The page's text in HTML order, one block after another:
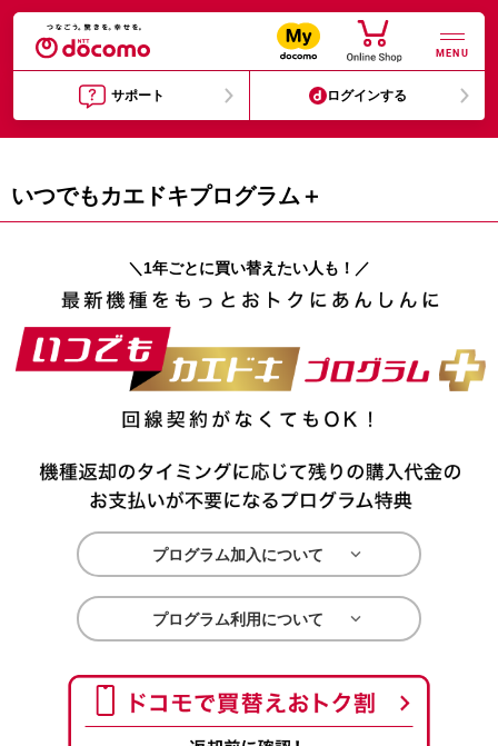
MENU
サポート ログインする
いつでもカエドキプログラム＋
＼1年ごとに買い替えたい人も！／
プログラム加入について 
プログラム利用について 